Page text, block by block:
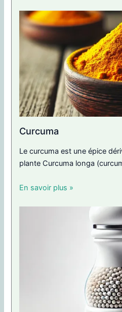
Curcuma
Le curcuma est une épice
plante Curcuma longa
En savoir plus »